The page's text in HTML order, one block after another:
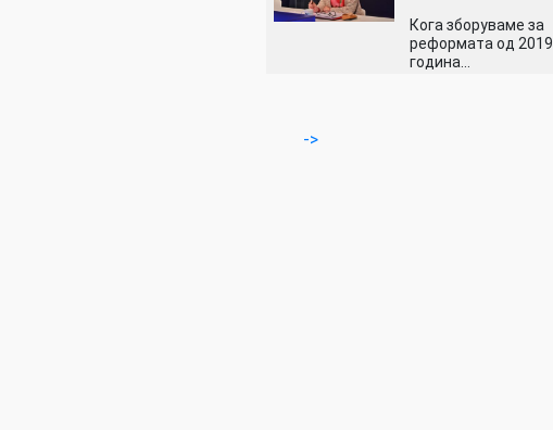
Кога зборуваме за
реформата од 2019
година…
->